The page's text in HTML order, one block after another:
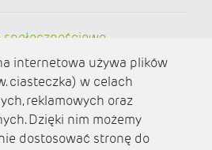
internetowa używa plików
ciasteczka) w celach
reklamowych oraz
Dzięki nim możemy
dostosować stronę do